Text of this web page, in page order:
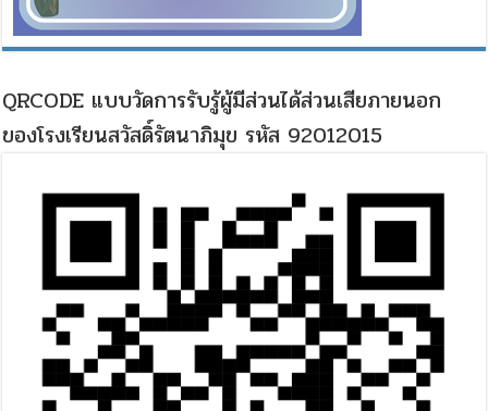
QRCODE แบบวัดการรับรู้ผู้มีส่วนได้ส่วนเสียภายนอก
ของโรงเรียนสวัสดิ์รัตนาภิมุข รหัส 92012015